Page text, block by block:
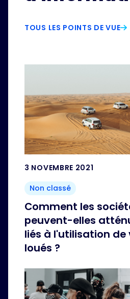
TOUS LES POINTS DE VUE
3 NOVEMBRE 2021
Non classé
Comment les
peuvent-elles
liés à l'utilisation de
loués ?